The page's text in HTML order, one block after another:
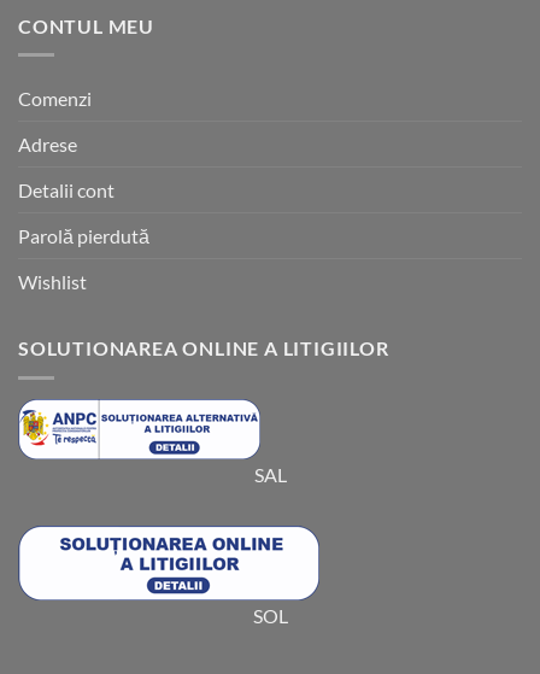
CONTUL MEU
Comenzi
Adrese
Detalii cont
Parolă pierdută
Wishlist
SOLUTIONAREA ONLINE A LITIGIILOR
SAL
SOL